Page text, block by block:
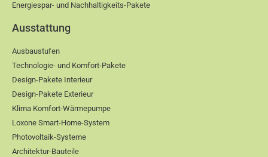
Energiespar- und Nachhaltigkeits-Pakete
Ausstattung
Ausbaustufen
Technologie- und Komfort-Pakete
Design-Pakete Interieur
Design-Pakete Exterieur
Klima Komfort-Wärmepumpe
Loxone Smart-Home-System
Photovoltaik-Systeme
Architektur-Bauteile